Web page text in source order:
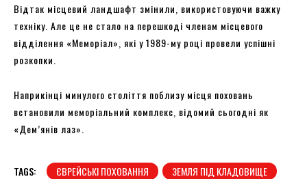
Відтак місцевий ландшафт змінили, використовуючи важку
техніку. Але це не стало на перешкоді членам місцевого
відділення «Меморіал», які у 1989-му році провели успішні
розкопки.
Наприкінці минулого століття поблизу місця поховань
встановили меморіальний комплекс, відомий сьогодні як
«Дем’янів лаз».
TAGS: ЄВРЕЙСЬКІ ПОХОВАННЯ
ЗЕМЛЯ ПІД КЛАДОВИЩЕ